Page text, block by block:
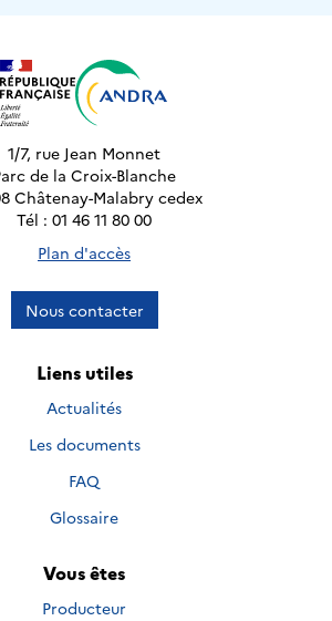
1/7, rue Jean Monnet
de la Croix-Blanche
Châtenay-Malabry cedex
Tél : 01 46 11 80 00
Plan d'accès
Nous contacter
Liens utiles
Actualités
Les documents
FAQ
Glossaire
Vous êtes
Producteur